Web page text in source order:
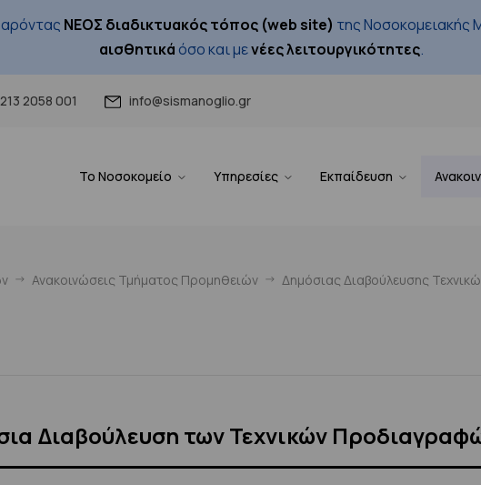
ΝΕΟΣ διαδικτυακός τόπος (web site) της Νοσοκομειακής
αισθητικάόσο και μενέες λειτουργικότητες.
213 2058 001 info@sismanoglio.gr
Το Νοσοκομείο Υπηρεσίες Εκπαίδευση
Ανακοινώσεις Τμήματος Προμηθειών Δημόσιας Διαβούλευσης
Διαβούλευση των Τεχνικών